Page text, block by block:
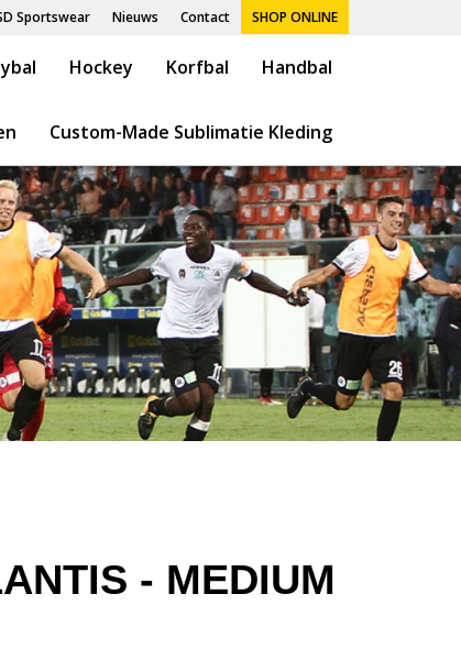
Sportswear Nieuws Contact SHOP ONLINE
Hockey Korfbal Handbal
Custom-Made Sublimatie Kleding
- MEDIUM